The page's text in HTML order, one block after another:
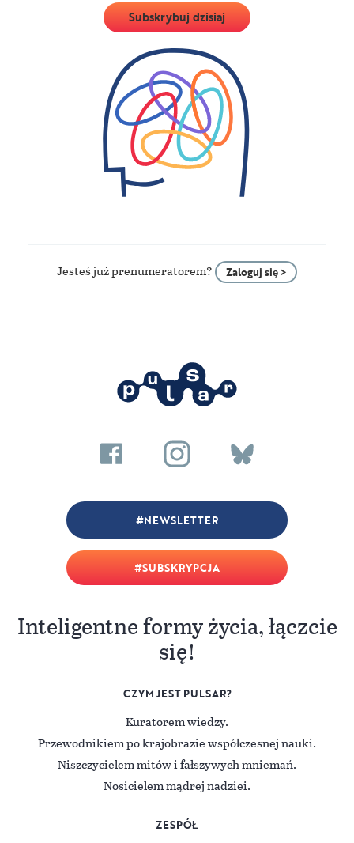
Subskrybuj dzisiaj
Jesteś już prenumeratorem? Zaloguj się >
SUBSKRYPCJA
NEWSLETTER
Inteligentne formy życia, łączcie
się!
CZYM JEST PULSAR?
Kuratorem wiedzy.
Przewodnikiem po krajobrazie współczesnej nauki.
Niszczycielem mitów i fałszywych mniemań.
Nosicielem mądrej nadziei.
ZESPÓŁ